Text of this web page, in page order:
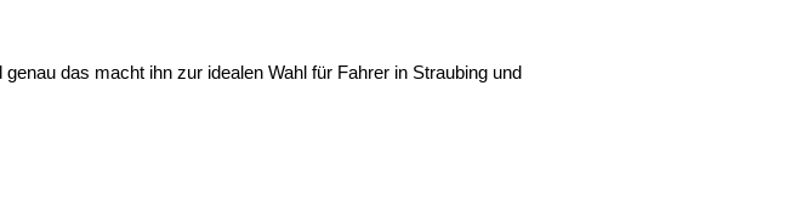
das macht ihn zur idealen Wahl für Fahrer in Straubing und